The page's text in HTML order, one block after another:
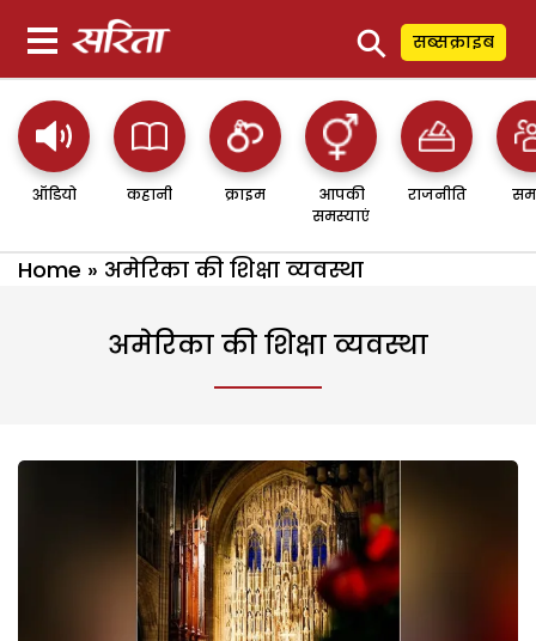
⚲ सब्सक्राइब
ऑडियो कहानी क्राइम
आपकी
समस्याएं
राजनीति
Home » अमेरिका की शिक्षा व्यवस्था
अमेरिका की शिक्षा व्यवस्था